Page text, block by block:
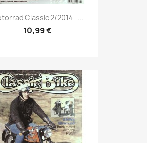
Vorschau
Classic 2/2014 -...
10,99 €